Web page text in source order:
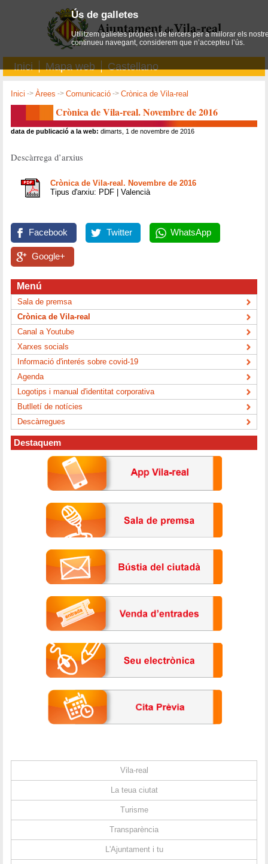
Inici Mapa web Castellano
Inici ->Àrees ->Comunicació ->Crònica de Vila-real
Crònica de Vila-real. Novembre de 2016
data de publicació a la web: dimarts, 1 de novembre de 2016
Descàrrega d’arxius
Crònica de Vila-real. Novembre de 2016
Tipus d'arxiu: PDF | Valencià
Facebook Twitter WhatsApp
Google+
Menú
Sala de premsa
Crònica de Vila-real
Canal a Youtube
Xarxes socials
Informació d'interés sobre covid-19
Agenda
Logotips i manual d'identitat corporativa
Butlletí de notícies
Descàrregues
Destaquem
Vila-real
La teua ciutat
Turisme
Transparència
L'Ajuntament i tu
Ús de galletes
Utilitzem galletes pròpies i de tercers per a millorar els
continueu navegant, considerem que n’accepteu l’ús.